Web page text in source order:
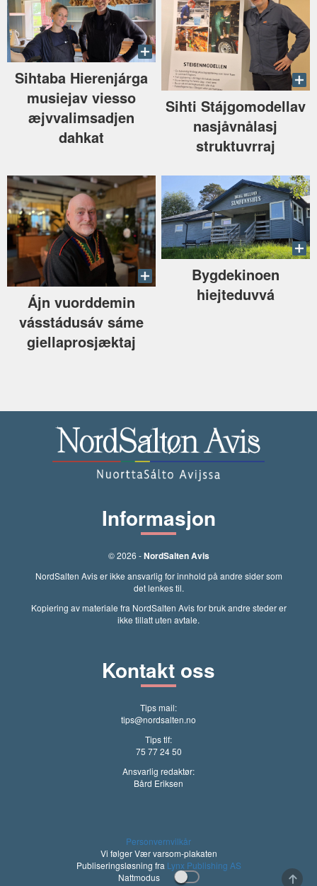
Sihtaba Hierenjárga
musiejav viesso
æjvvalimsadjen
dahkat
Sihti Stájgomodellav
nasjåvnålasj
struktuvrraj
Ájn vuorddemin
vásstádusáv sáme
giellaprosjæktaj
Bygdekinoen
hiejteduvvá
Informasjon
© 2026 -NordSalten Avis
NordSalten Avis er ikke ansvarlig for innhold på andre sider som
det lenkes til.
Kopiering av materiale fra NordSalten Avis for bruk andre steder er
ikke tillatt uten avtale.
Kontakt oss
Tips mail:
tips@nordsalten.no
Tips tlf:
75 77 24 50
Ansvarlig redaktør:
Bård Eriksen
Personvernvilkår
Vi følger Vær varsom-plakaten
Publiseringsløsning fra Lynx Publishing AS
Nattmodus